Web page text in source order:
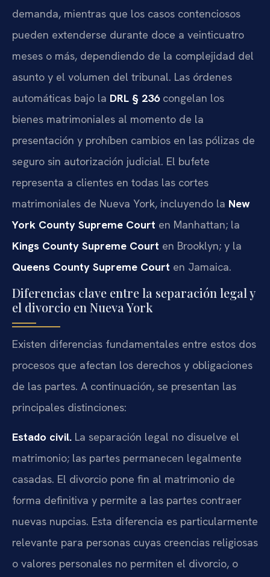
demanda, mientras que los casos contenciosos
pueden extenderse durante doce a veinticuatro
meses o más, dependiendo de la complejidad del
asunto y el volumen del tribunal. Las órdenes
automáticas bajo la DRL § 236congelan los
bienes matrimoniales al momento de la
presentación y prohíben cambios en las pólizas de
seguro sin autorización judicial. El bufete
representa a clientes en todas las cortes
matrimoniales de Nueva York, incluyendo la New
York County Supreme Court en Manhattan; la
Kings County Supreme Court en Brooklyn; y la
Queens County Supreme Court en Jamaica.
Diferencias clave entre la separación legal y
el divorcio en Nueva York
Existen diferencias fundamentales entre estos dos
procesos que afectan los derechos y obligaciones
de las partes. A continuación, se presentan las
principales distinciones:
Estado civil. La separación legal no disuelve el
matrimonio; las partes permanecen legalmente
casadas. El divorcio pone fin al matrimonio de
forma definitiva y permite a las partes contraer
nuevas nupcias. Esta diferencia es particularmente
relevante para personas cuyas creencias religiosas
o valores personales no permiten el divorcio, o